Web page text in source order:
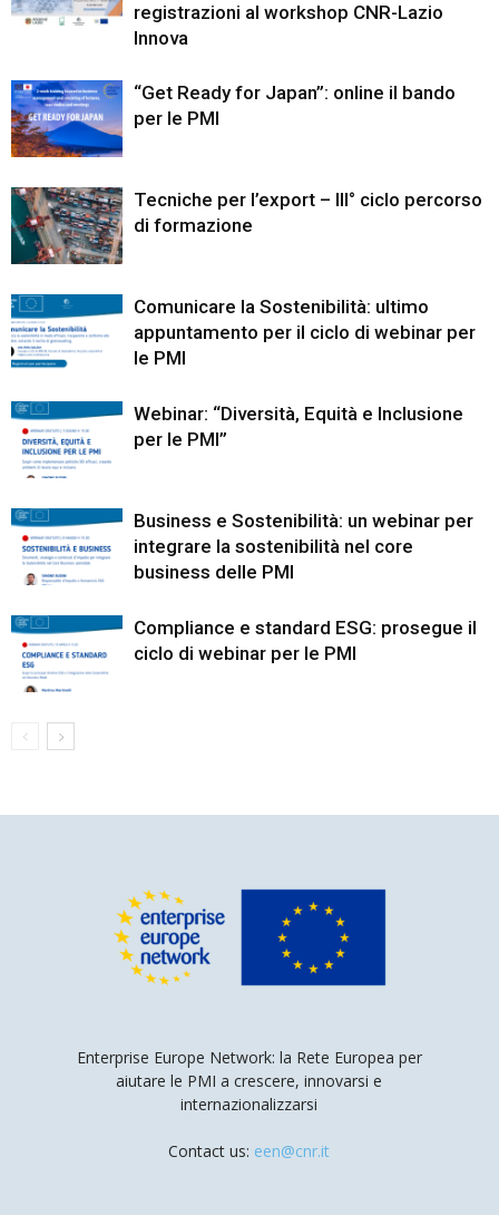
registrazioni al workshop CNR-Lazio
Innova
“Get Ready for Japan”: online il bando
per le PMI
Tecniche per l’export – III° ciclo percorso
di formazione
Comunicare la Sostenibilità: ultimo
appuntamento per il ciclo di webinar per
le PMI
Webinar: “Diversità, Equità e Inclusione
per le PMI”
Business e Sostenibilità: un webinar per
integrare la sostenibilità nel core
business delle PMI
Compliance e standard ESG: prosegue il
ciclo di webinar per le PMI
Enterprise Europe Network: la Rete Europea per
aiutare le PMI a crescere, innovarsi e
internazionalizzarsi
Contact us: een@cnr.it